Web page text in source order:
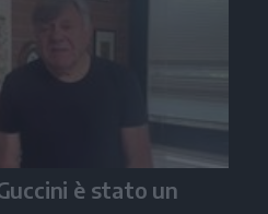
è stato un